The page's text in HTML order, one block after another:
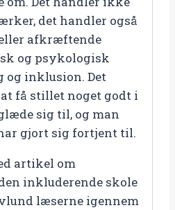
det handler også
afkræftende
og psykologisk
inklusion. Det
få stillet noget godt i
sig til, og man
gjort sig fortjent til.
artikel om
inkluderende skole
læserne igennem